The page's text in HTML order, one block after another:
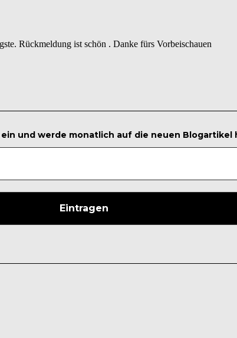
Rückmeldung ist schön . Danke fürs Vorbeischauen
und werde monatlich auf die neuen Blogartikel